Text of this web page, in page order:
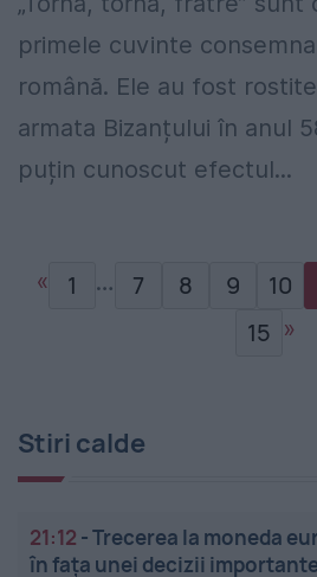
primele cuvinte
română. Ele au fost
armata Bizanțului în anul
puțin cunoscut efectul...
« 1 … 7 8 9 10
15 »
Stiri calde
21:12 -Trecerea la moneda
în fața unei decizii